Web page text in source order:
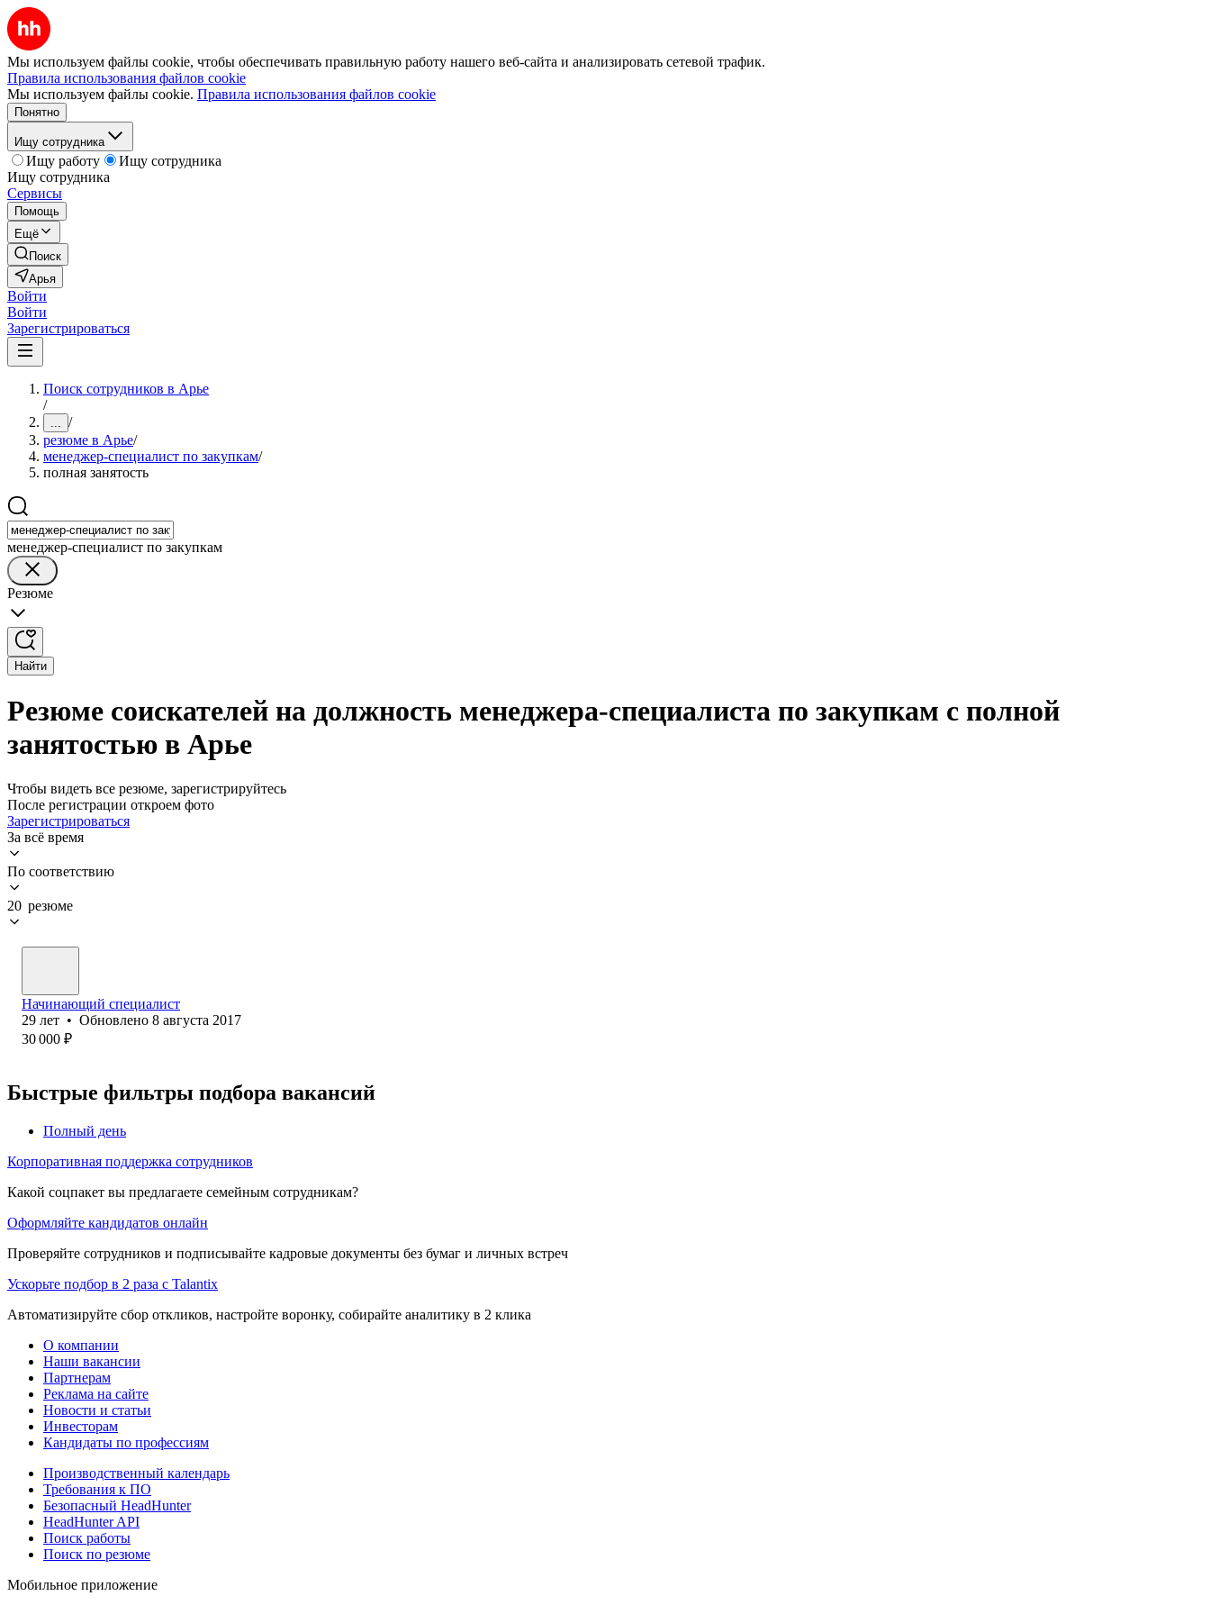
Мы используем файлы cookie, чтобы обеспечивать правильную работу нашего веб-сайта и анализировать сетевой трафик.
Правила использования файлов cookie
Мы используем файлы cookie. Правила использования файлов cookie
Понятно
Ищу сотрудника
Ищу работу
Ищу сотрудника
Ищу сотрудника
Сервисы
Помощь
Ещё
Поиск
Арья
Войти
Войти
Зарегистрироваться
Поиск сотрудников в Арье
/
... /
резюме в Арье/
менеджер-специалист по закупкам/
полная занятость
менеджер-специалист по закупкам
Резюме
Найти
Резюме соискателей на должность менеджера-специалиста по закупкам с полной
занятостью в Арье
Чтобы видеть все резюме, зарегистрируйтесь
После регистрации откроем фото
Зарегистрироваться
За всё время
По соответствию
20 резюме
Начинающий специалист
29 лет • Обновлено 8 августа 2017
30 000 ₽
Быстрые фильтры подбора вакансий
Полный день
Корпоративная поддержка сотрудников
Какой соцпакет вы предлагаете семейным сотрудникам?
Оформляйте кандидатов онлайн
Проверяйте сотрудников и подписывайте кадровые документы без бумаг и личных встреч
Ускорьте подбор в 2 раза с Talantix
Автоматизируйте сбор откликов, настройте воронку, собирайте аналитику в 2 клика
О компании
Наши вакансии
Партнерам
Реклама на сайте
Новости и статьи
Инвесторам
Кандидаты по профессиям
Производственный календарь
Требования к ПО
Безопасный HeadHunter
HeadHunter API
Поиск работы
Поиск по резюме
Мобильное приложение